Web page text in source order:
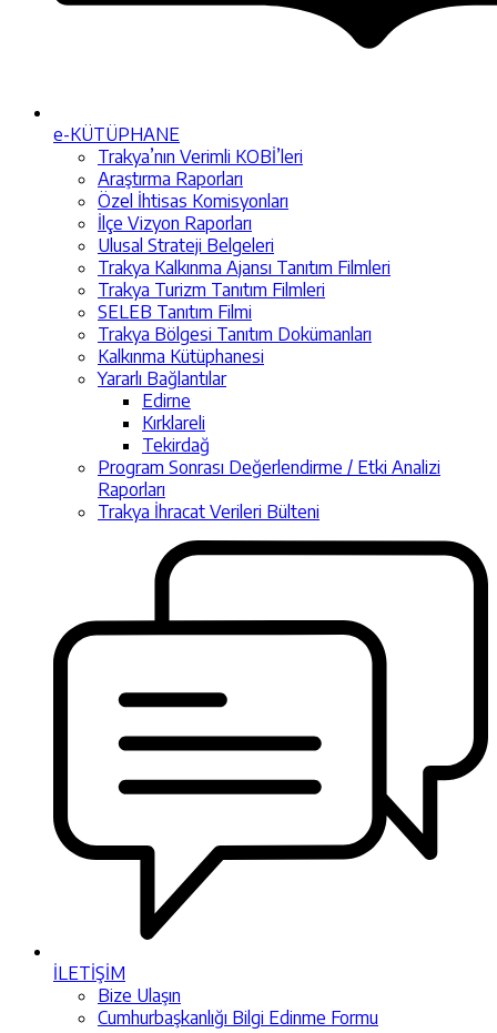
e-KÜTÜPHANE
Trakya’nın Verimli KOBİ’leri
Araştırma Raporları
Özel İhtisas Komisyonları
İlçe Vizyon Raporları
Ulusal Strateji Belgeleri
Trakya Kalkınma Ajansı Tanıtım Filmleri
Trakya Turizm Tanıtım Filmleri
SELEB Tanıtım Filmi
Trakya Bölgesi Tanıtım Dokümanları
Kalkınma Kütüphanesi
Yararlı Bağlantılar
Edirne
Kırklareli
Tekirdağ
Program Sonrası Değerlendirme / Etki Analizi
Raporları
Trakya İhracat Verileri Bülteni
İLETİŞİM
Bize Ulaşın
Cumhurbaşkanlığı Bilgi Edinme Formu